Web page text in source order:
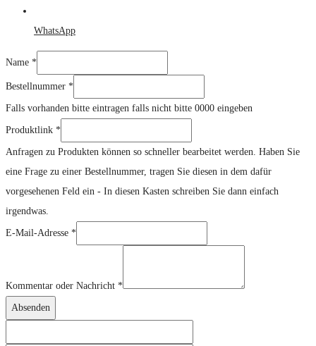
WhatsApp
Name *
Bestellnummer *
Falls vorhanden bitte eintragen falls nicht bitte 0000 eingeben
Kommentar
Produktlink *
Anfragen zu Produkten können so schneller bearbeitet werden. Haben Sie
eine Frage zu einer Bestellnummer, tragen Sie diesen in dem dafür
vorgesehenen Feld ein - In diesen Kasten schreiben Sie dann einfach
irgendwas.
E-Mail-Adresse *
Kommentar oder Nachricht *
Absenden